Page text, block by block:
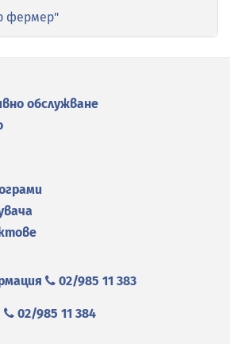
фермер"
обслужване
02/985 11 383
02/985 11 384